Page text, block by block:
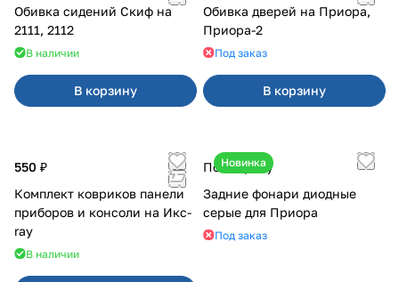
Обивка сидений Скиф на
2111, 2112
В наличии
В корзину
Обивка дверей на Приора,
Приора-2
Под заказ
В корзину
550 ₽
Комплект ковриков панели
приборов и консоли на Икс-
ray
В наличии
Новинка
По запросу
Задние фонари диодные
серые для Приора
Под заказ